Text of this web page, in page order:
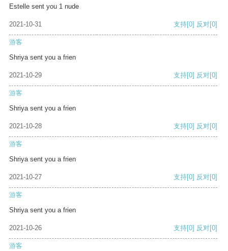
Estelle sent you 1 nude
2021-10-31 支持[0] 反对[0]
游客
Shriya sent you a frien
2021-10-29 支持[0] 反对[0]
游客
Shriya sent you a frien
2021-10-28 支持[0] 反对[0]
游客
Shriya sent you a frien
2021-10-27 支持[0] 反对[0]
游客
Shriya sent you a frien
2021-10-26 支持[0] 反对[0]
游客